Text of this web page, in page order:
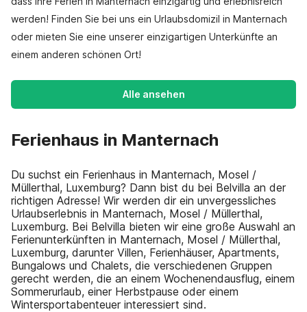
werden! Finden Sie bei uns ein Urlaubsdomizil in Manternach
oder mieten Sie eine unserer einzigartigen Unterkünfte an
einem anderen schönen Ort!
Alle ansehen
Ferienhaus in Manternach
Du suchst ein Ferienhaus in Manternach, Mosel /
Müllerthal, Luxemburg? Dann bist du bei Belvilla an der
richtigen Adresse! Wir werden dir ein unvergessliches
Urlaubserlebnis in Manternach, Mosel / Müllerthal,
Luxemburg. Bei Belvilla bieten wir eine große Auswahl an
Ferienunterkünften in Manternach, Mosel / Müllerthal,
Luxemburg, darunter Villen, Ferienhäuser, Apartments,
Bungalows und Chalets, die verschiedenen Gruppen
gerecht werden, die an einem Wochenendausflug, einem
Sommerurlaub, einer Herbstpause oder einem
Wintersportabenteuer interessiert sind.